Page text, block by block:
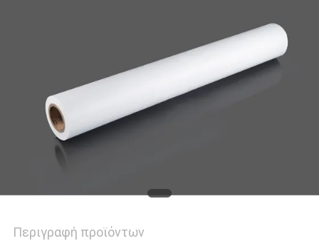
ΠΟΛΙΤΙΚΉ
ΜΥΣΤΙΚΌΤΗΤΑΣ
Περιγραφή προϊόντων